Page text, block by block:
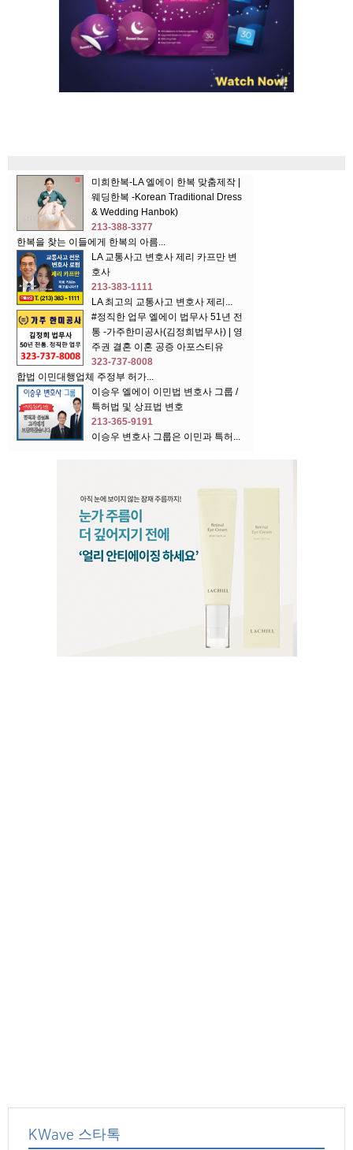
미희한복-LA 엘에이 한복 맞춤제작 |
웨딩한복 -Korean Traditional Dress
& Wedding Hanbok)
213-388-3377
한복을 찾는 이들에게 한복의 아름...
LA 교통사고 변호사 제리 카프만 변
호사
213-383-1111
LA 최고의 교통사고 변호사 제리...
#정직한 업무 엘에이 법무사 51년 전
통 -가주한미공사(김정희법무사) | 영
주권 결혼 이혼 공증 아포스티유
323-737-8008
합법 이민대행업체 주정부 허가...
이승우 엘에이 이민법 변호사 그룹 /
특허법 및 상표법 변호
213-365-9191
이승우 변호사 그룹은 이민과 특허...
KWave 스타톡